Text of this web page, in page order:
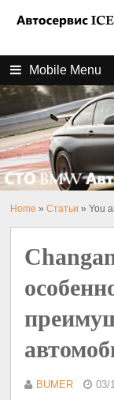
Mobile Menu
Home »Статьи » You
BUMER 03/